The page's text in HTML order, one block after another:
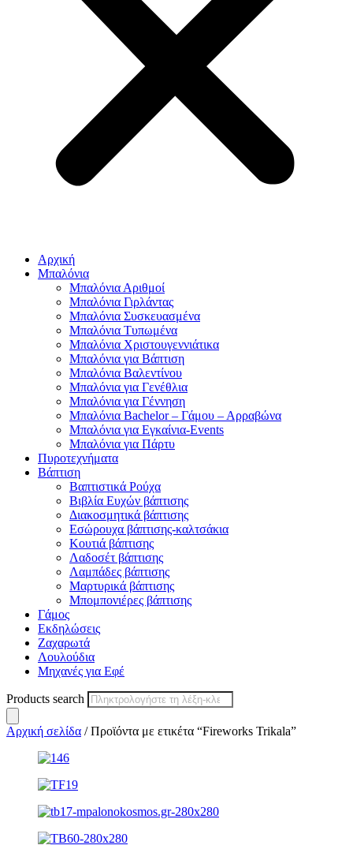
Αρχική
Μπαλόνια
Μπαλόνια Αριθμοί
Μπαλόνια Γιρλάντας
Μπαλόνια Συσκευασμένα
Μπαλόνια Τυπωμένα
Μπαλόνια Χριστουγεννιάτικα
Μπαλόνια για Βάπτιση
Μπαλόνια Βαλεντίνου
Μπαλόνια για Γενέθλια
Μπαλόνια για Γέννηση
Μπαλόνια Bachelor – Γάμου – Αρραβώνα
Μπαλόνια για Εγκαίνια-Events
Μπαλόνια για Πάρτυ
Πυροτεχνήματα
Βάπτιση
Βαπτιστικά Ρούχα
Βιβλία Ευχών βάπτισης
Διακοσμητικά βάπτισης
Εσώρουχα βάπτισης-καλτσάκια
Κουτιά βάπτισης
Λαδοσέτ βάπτισης
Λαμπάδες βάπτισης
Μαρτυρικά βάπτισης
Μπομπονιέρες βάπτισης
Γάμος
Εκδηλώσεις
Ζαχαρωτά
Λουλούδια
Μηχανές για Εφέ
Products search
Αρχική σελίδα / Προϊόντα με ετικέτα “Fireworks Trikala”